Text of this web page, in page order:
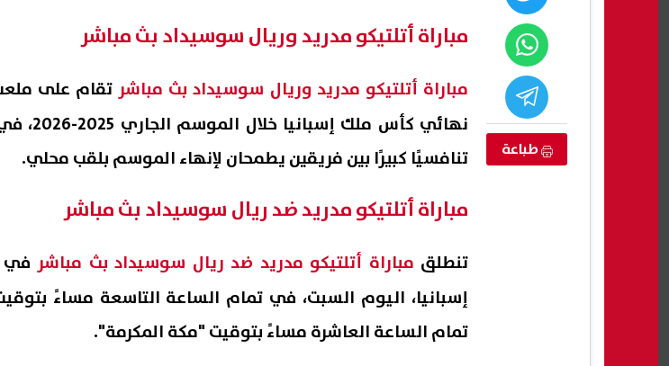
طباعة
مباراة أتلتيكو مدريد وريال سوسيداد بث مباشر
مباراة أتلتيكو مدريد وريال سوسيداد بث مباشرتقام على
نهائي كأس
تنافسيًا كبيرًا بين فريقين يطمحان لإنهاء الموسم بلقب محلي.
مباراة أتلتيكو مدريد ضد ريال سوسيداد بث مباشر
تنطلق مباراة أتلتيكو مدريد ضد ريال سوسيداد بث مباشر في
إسبانيا، اليوم السبت، في تمام الساعة التاسعة مساءً
تمام الساعة العاشرة مساءً بتوقيت "مكة المكرمة".
الأرصاد تكشف مفاجآت طقس الغد
تنسيق المرحلة الثانية 2026..
المتوقعة لجميع الشعب
دياب: